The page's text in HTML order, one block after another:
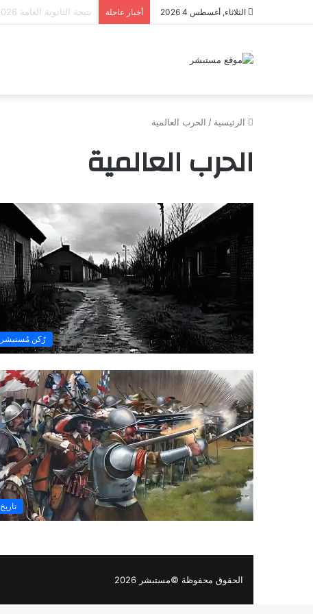
الثلاثاء, أغسطس 4 2026 أخبار عاجلة تحديث ببجي موبايل 4.2 الجديد.. رحلة “نشأة برايم-وود” التي غيّرت وجه إرانجل إلى الأبد
الرئيسية / الحرب العالمية
الحرب العالمية
رُكن مُستبشر
تاريخ
الحقوق محفوظة ©مستبشر 2026